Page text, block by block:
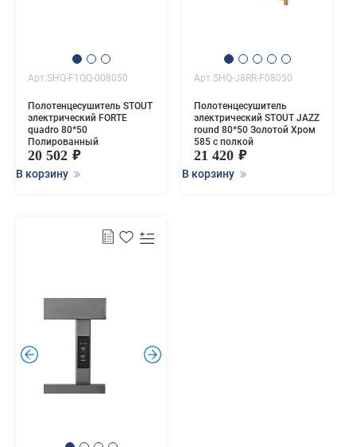
Арт.SHQ-F1QQ-008050
Полотенцесушитель STOUT
электрический FORTE
quadro 80*50
Полированный
20 502
В корзину
Арт.SHQ-J8RR-F08050
Полотенцесушитель
электрический STOUT JAZZ
round 80*50 Золотой Хром
585 с полкой
21 420
В корзину
. .